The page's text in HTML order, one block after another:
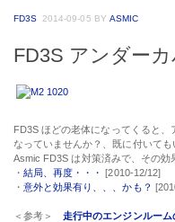
FD3S 2014-09-05 BY ASMIC
FD3S アンダーカ
FD3S ほどの老体になってくると
なっていませんか？、既に付いても
Asmic FD3S は対策済みで、その効
・結局、再度・・・ [2010-12/12]
・意外と効果有り、、、かも？
＜参考＞走行中のエンジンルー